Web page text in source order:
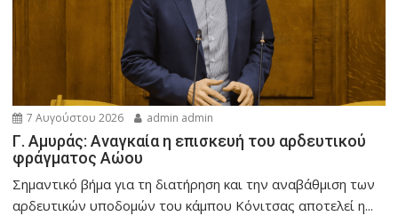
7 Αυγούστου 2026 admin admin
Γ. Αμυράς: Αναγκαία η επισκευή του αρδευτικού
φράγματος Αώου
Σημαντικό βήμα για τη διατήρηση και την αναβάθμιση των
αρδευτικών υποδομών του κάμπου Κόνιτσας αποτελεί η...